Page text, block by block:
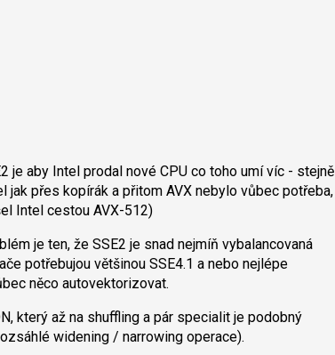
je aby Intel prodal nové CPU co toho umí víc - stejně
jak přes kopírák a přitom AVX nebylo vůbec potřeba,
Intel cestou AVX-512)
je ten, že SSE2 je snad nejmíň vybalancovaná
potřebujou většinou SSE4.1 a nebo nejlépe
něco autovektorizovat.
který až na shuffling a pár specialit je podobný
widening / narrowing operace).